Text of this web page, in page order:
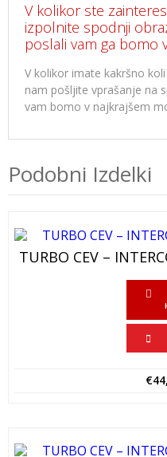
V kolikor ste
izpolnite spodnji
poslali vam ga bomo
V kolikor imate kakršno
nam pošljite vprašanje na
vam bomo v najkrajšem
Podobni Izdelki
TURBO CEV –
€